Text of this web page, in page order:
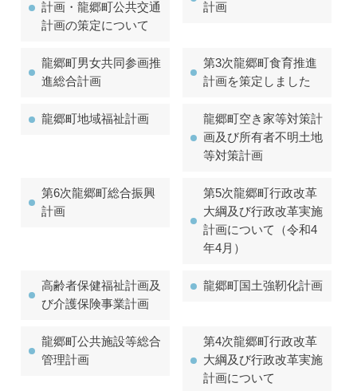
計画・龍郷町公共交通
計画の策定について
計画
龍郷町男女共同参画推
進総合計画
第3次龍郷町食育推進
計画を策定しました
龍郷町地域福祉計画
龍郷町空き家等対策計
画及び所有者不明土地
等対策計画
第6次龍郷町総合振興
計画
第5次龍郷町行政改革
大綱及び行政改革実施
計画について（令和4
年4月）
高齢者保健福祉計画及
び介護保険事業計画
龍郷町国土強靭化計画
龍郷町公共施設等総合
管理計画
第4次龍郷町行政改革
大綱及び行政改革実施
計画について